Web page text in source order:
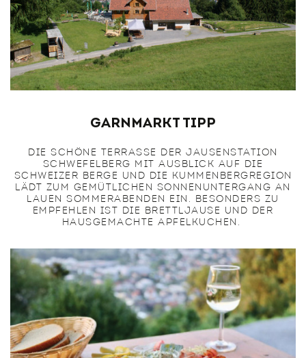
Garnmarkt Tipp
DIE SCHÖNE TERRASSE DER JAUSENSTATION
SCHWEFELBERG MIT AUSBLICK AUF DIE
SCHWEIZER BERGE UND DIE KUMMENBERGREGION
LÄDT ZUM GEMÜTLICHEN SONNENUNTERGANG AN
LAUEN SOMMERABENDEN EIN. BESONDERS ZU
EMPFEHLEN IST DIE BRETTLJAUSE UND DER
HAUSGEMACHTE APFELKUCHEN.